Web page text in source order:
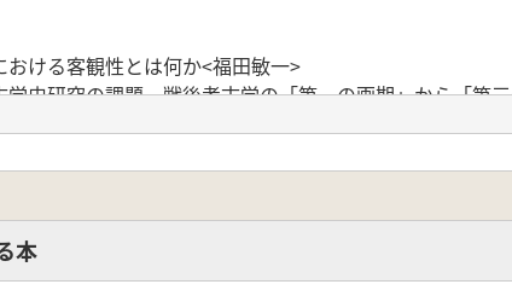
おける客観性とは何か<福田敏一>
学史研究の課題―戦後考古学の「第一の画期」から「第
時代」捏造事件が意味するもの<星野達雄>
本